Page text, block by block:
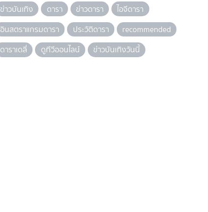
ข่าวบันเทิง ดารา ข่าวดารา
ไอจีดารา
อินสตราแกรมดารา
ประวัติดารา
recommended
ดาราเดลี่
ดูทีวีออนไลน์ ข่าวบันเทิงวันนี้